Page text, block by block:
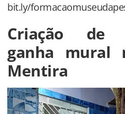
bit.ly/
Criação de
ganha mural
Mentira